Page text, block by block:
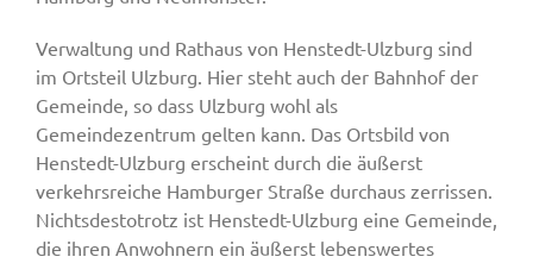
Verwaltung und Rathaus von Henstedt-Ulzburg sind
im Ortsteil Ulzburg. Hier steht auch der Bahnhof der
Gemeinde, so dass Ulzburg wohl als
Gemeindezentrum gelten kann. Das Ortsbild von
Henstedt-Ulzburg erscheint durch die äußerst
verkehrsreiche Hamburger Straße durchaus zerrissen.
Nichtsdestotrotz ist Henstedt-Ulzburg eine Gemeinde,
die ihren Anwohnern ein äußerst lebenswertes